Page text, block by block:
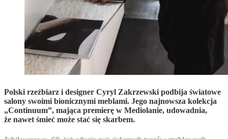
Polski rzeźbiarz i designer Cyryl Zakrzewski podbija światowe
salony swoimi bionicznymi meblami. Jego najnowsza kolekcja
„Continuum”, mająca premierę w Mediolanie, udowadnia,
że nawet śmieć może stać się skarbem.